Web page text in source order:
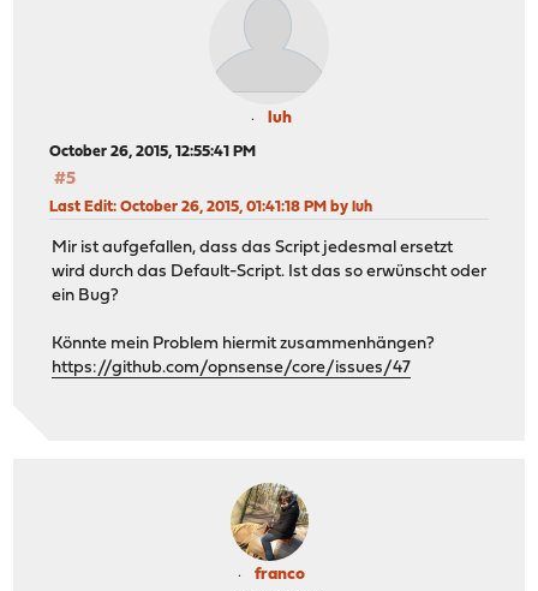
luh
October 26, 2015, 12:55:41 PM
#5
Last Edit: October 26, 2015, 01:41:18 PM by luh
Mir ist aufgefallen, dass das Script jedesmal ersetzt
wird durch das Default-Script. Ist das so erwünscht oder
ein Bug?
Könnte mein Problem hiermit zusammenhängen?
https://github.com/opnsense/core/issues/47
franco